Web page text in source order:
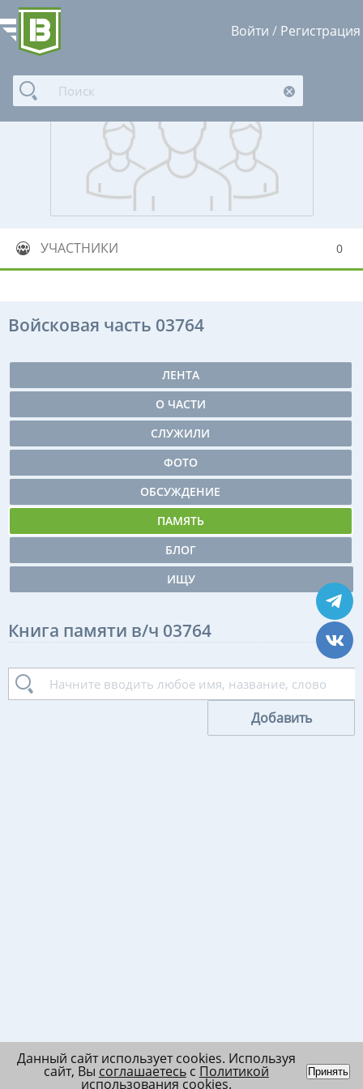
Войти / Регистрация
УЧАСТНИКИ 0
Войсковая часть 03764
ЛЕНТА
О ЧАСТИ
СЛУЖИЛИ
ФОТО
ОБСУЖДЕНИЕ
ПАМЯТЬ
БЛОГ
ИЩУ
Книга памяти в/ч 03764
Добавить
Данный сайт использует cookies. Используя
сайт, Вы соглашаетесьс Политикой
использования cookies.
Принять